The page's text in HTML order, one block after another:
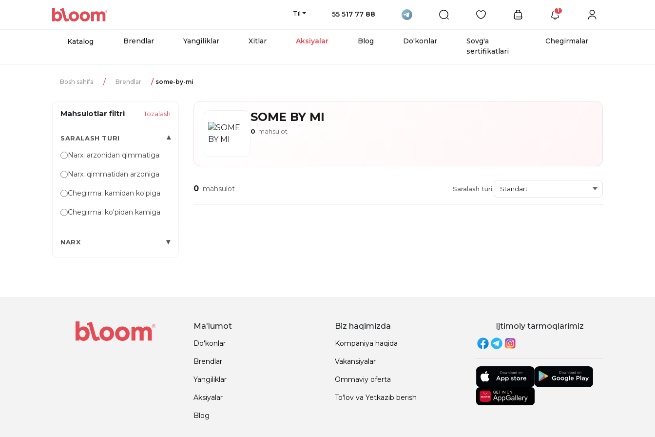
Til 55 517 77 88 1
Katalog Brendlar Yangiliklar Xitlar Aksiyalar Blog Do'konlar
Sovg'a
sertifikatlari
Chegirmalar
Bosh sahifa Brendlar some-by-mi
Mahsulotlar filtri Tozalash
SARALASH TURI ▾
Narx: arzonidan qimmatiga
Narx: qimmatidan arzoniga
Chegirma: kamidan ko'piga
Chegirma: ko'pidan kamiga
NARX ▾
SOME BY MI
0 mahsulot
0 mahsulot Saralash turi:
Ma'lumot
Do'konlar
Brendlar
Yangiliklar
Aksiyalar
Blog
Biz haqimizda
Kompaniya haqida
Vakansiyalar
Ommaviy oferta
To'lov va Yetkazib berish
Ijtimoiy tarmoqlarimiz